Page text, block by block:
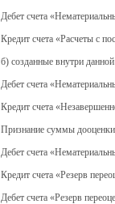
Дебет счета
Кредит счета «Расчеты с
б) созданные внутри
Дебет счета
Кредит счета
Признание суммы
Дебет счета
Кредит счета «Резерв
Дебет счета «Резерв